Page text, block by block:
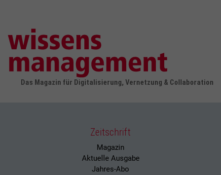
Das Magazin für Digitalisierung, Vernetzung & Collaboration
Zeitschrift
Magazin
Aktuelle Ausgabe
Jahres-Abo